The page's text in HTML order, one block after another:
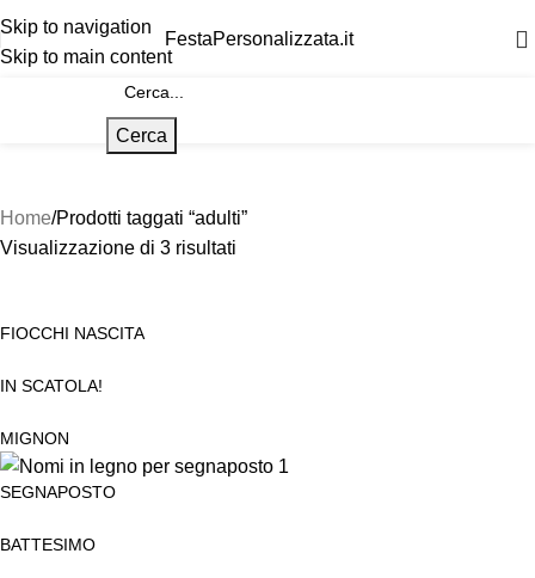
Skip to navigation
Skip to main content
FestaPersonalizzata.it
Cerca
Home Prodotti taggati “adulti”
Visualizzazione di 3 risultati
FIOCCHI NASCITA
IN SCATOLA!
MIGNON
SEGNAPOSTO
BATTESIMO